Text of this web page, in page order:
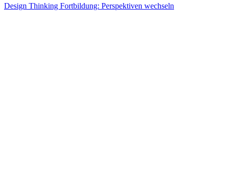
Design Thinking Fortbildung: Perspektiven wechseln